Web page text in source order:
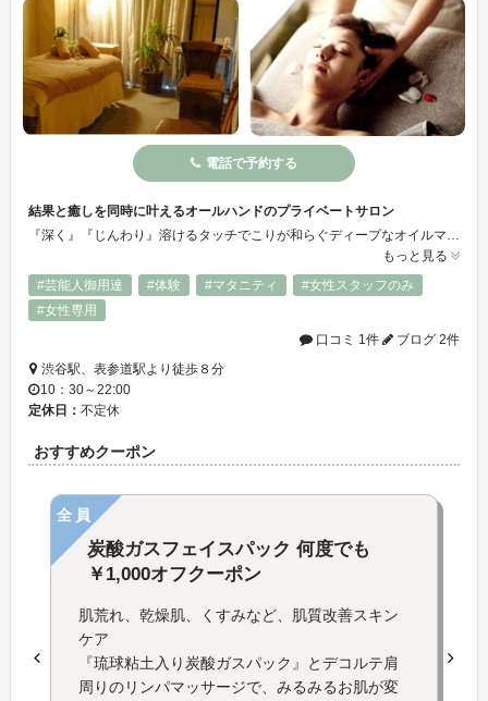
電話で予約する
結果と癒しを同時に叶えるオールハンドのプライベートサロン
『深く』『じんわり』溶けるタッチでこりが和らぐディープなオイルマッサージ。すっきりとお顔の印象が変わるリフトアップフェイシャル。即効効果にとどまらず、人に備わる回復力・キレイになる力を引き出してゆきます。
もっと見る
#芸能人御用達
#体験 #マタニティ
#女性スタッフのみ
#女性専用
口コミ 1件
ブログ 2件
渋谷駅、表参道駅より徒歩８分
10：30～22:00
定休日： 不定休
おすすめクーポン
全員
炭酸ガスフェイスパック 何度でも
￥1,000オフクーポン
肌荒れ、乾燥肌、くすみなど、肌質改善スキン
ケア
『琉球粘土入り炭酸ガスパック』とデコルテ肩
周りのリンパマッサージで、みるみるお肌が変